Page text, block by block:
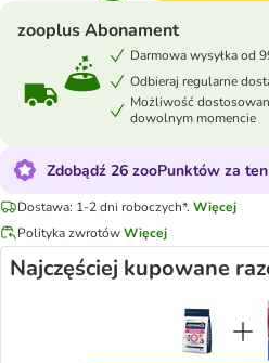
zooplus Abonament
Darmowa wysyłka od
Odbieraj regularne
Możliwość
dowolnym momencie
Zdobądź 26 zooPunktów za
Dostawa: 1-2 dni roboczych*. Więcej
Polityka zwrotówWięcej
Najczęściej kupowane